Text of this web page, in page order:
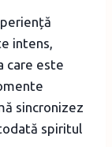
intens,
care este
sincronizez
spiritul